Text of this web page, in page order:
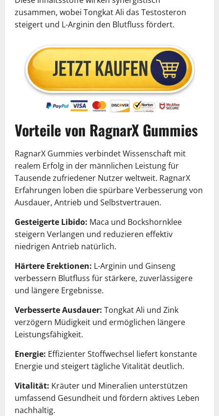
zusammen, wobei Tongkat Ali das Testosteron
steigert und L-Arginin den Blutfluss fördert.
Vorteile von RagnarX Gummies
RagnarX Gummies verbindet Wissenschaft mit
realem Erfolg in der männlichen Leistung für
Tausende zufriedener Nutzer weltweit. RagnarX
Erfahrungen loben die spürbare Verbesserung von
Ausdauer, Antrieb und Selbstvertrauen.
Gesteigerte Libido: Maca und Bockshornklee
steigern Verlangen und reduzieren effektiv
niedrigen Antrieb natürlich.
Härtere Erektionen: L-Arginin und Ginseng
verbessern Blutfluss für stärkere, zuverlässigere
und längere Ergebnisse.
Verbesserte Ausdauer: Tongkat Ali und Zink
verzögern Müdigkeit und ermöglichen längere
Leistungsfähigkeit.
Energie: Effizienter Stoffwechsel liefert konstante
Energie und steigert tägliche Vitalität deutlich.
Vitalität: Kräuter und Mineralien unterstützen
umfassend Gesundheit und fördern aktives Leben
nachhaltig.